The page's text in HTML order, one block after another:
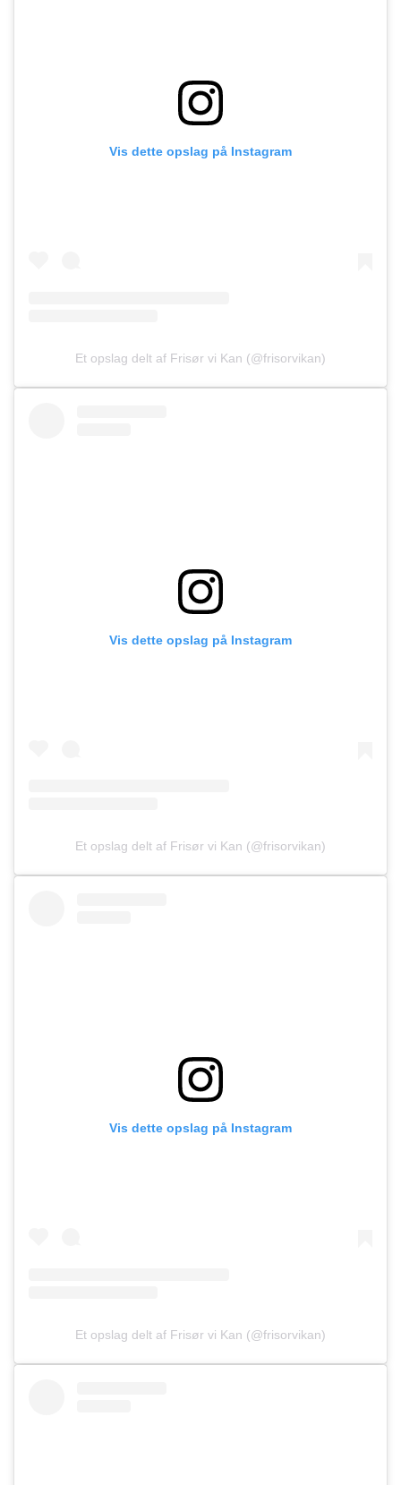
Vis dette opslag på Instagram
Et opslag delt af Frisør vi Kan (@frisorvikan)
Vis dette opslag på Instagram
Et opslag delt af Frisør vi Kan (@frisorvikan)
Vis dette opslag på Instagram
Et opslag delt af Frisør vi Kan (@frisorvikan)